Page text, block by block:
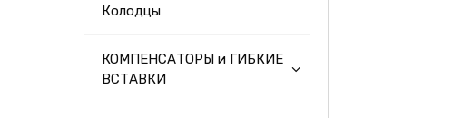
Колодцы
КОМПЕНСАТОРЫ и ГИБКИЕ
ВСТАВКИ